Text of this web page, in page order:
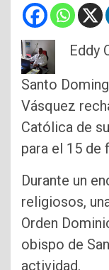
Eddy
Santo
Vásquez
Católica de
para el 15 de
Durante un
religiosos,
Orden
obispo de
actividad.